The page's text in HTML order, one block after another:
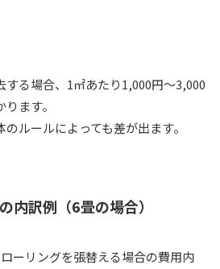
る場合、1㎡あたり1,000円〜3,000
ます。
ルールによっても差が出ます。
内訳例（6畳の場合）
ーリングを張替える場合の費用内